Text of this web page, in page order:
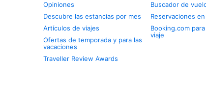
Opiniones
Descubre las estancias por mes
Artículos de viajes
Ofertas de temporada y para las
vacaciones
Traveller Review Awards
Buscador de
Reservaciones
Booking.com
viaje